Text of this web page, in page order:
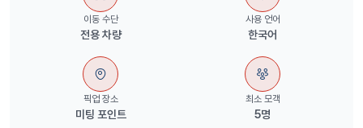
이동 수단
전용 차량
사용 언어
한국어
픽업 장소
미팅 포인트
최소 모객
5명